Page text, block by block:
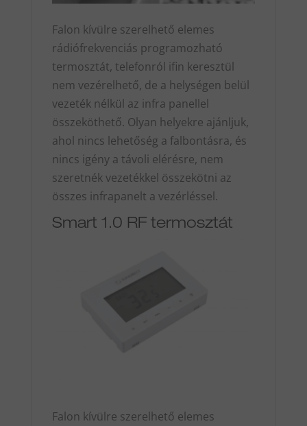
Falon kívülre szerelhető elemes
rádiófrekvenciás programozható
termosztát, telefonról ifin keresztül
nem vezérelhető, de a helységen belül
vezeték nélkül az infra panellel
összeköthető. Olyan helyekre ajánljuk,
ahol nincs lehetőség a falbontásra, és
nincs igény a távoli elérésre, nem
szeretnék vezetékkel összekötni az
összes infrapanelt a vezérléssel.
Smart 1.0 RF termosztát
Falon kívülre szerelhető elemes